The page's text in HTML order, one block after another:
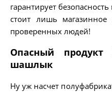
гарантирует
стоит лишь
проверенных людей!
Опасный
шашлык
Ну уж насчет